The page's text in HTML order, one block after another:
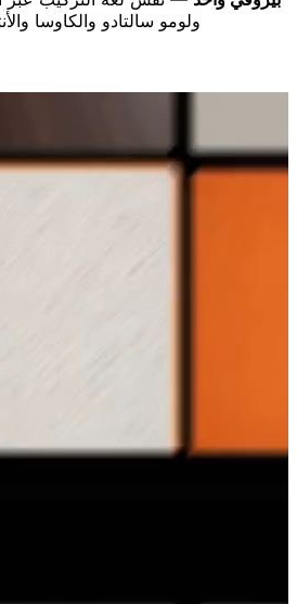
ولومو سالتادو والكاوسا